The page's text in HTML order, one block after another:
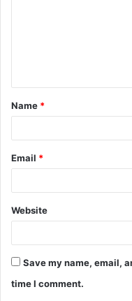
t
*
Name *
Email *
Website
Save my name, email,
time I comment.